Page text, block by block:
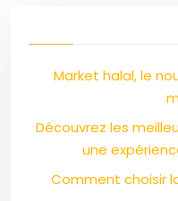
Market halal, le
Découvrez les
une
Comment choisir